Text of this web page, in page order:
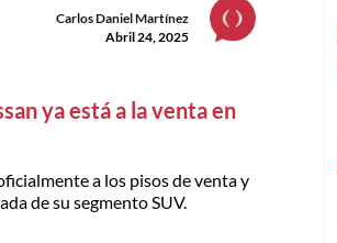
Carlos Daniel Martínez
Abril 24, 2025
ya está a la venta en
a los pisos de venta y
de su segmento SUV.